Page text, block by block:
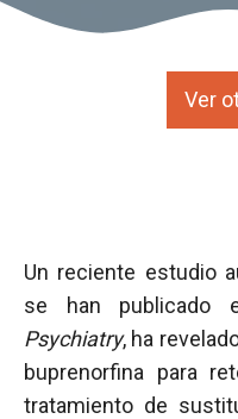
Ver
Un reciente estudio
se han publicado
Psychiatry, ha
buprenorfina para
tratamiento de